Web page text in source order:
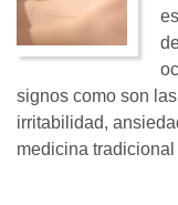
signos como son
irritabilidad,
medicina